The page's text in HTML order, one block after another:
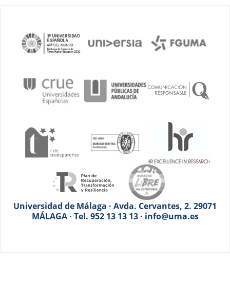
Universidad de Málaga · Avda. Cervantes, 2. 29071
MÁLAGA · Tel. 952 13 13 13 · info@uma.es